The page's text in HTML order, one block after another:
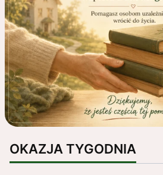
OKAZJA TYGODNIA